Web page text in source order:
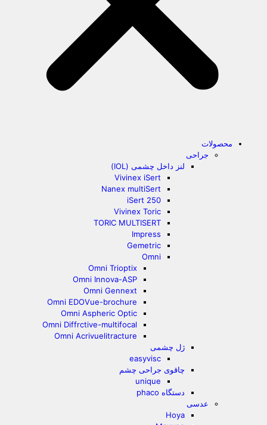
محصولات
جراحی
لنز داخل چشمی (IOL)
Vivinex iSert
Nanex multiSert
iSert 250
Vivinex Toric
TORIC MULTISERT
Impress
Gemetric
Omni
Omni Trioptix
Omni Innova-ASP
Omni Gennext
Omni EDOVue-brochure
Omni Aspheric Optic
Omni Diffrctive-multifocal
Omni Acrivuelitracture
ژل چشمی
easyvisc
چاقوی جراحی چشم
unique
دستگاه phaco
عدسی
Hoya